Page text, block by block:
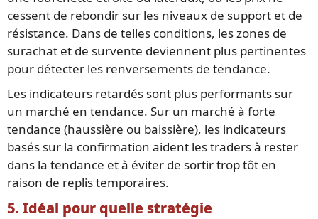
cessent de rebondir sur les niveaux de support et de
résistance. Dans de telles conditions, les zones de
surachat et de survente deviennent plus pertinentes
pour détecter les renversements de tendance.
Les indicateurs retardés sont plus performants sur
un marché en tendance. Sur un marché à forte
tendance (haussière ou baissière), les indicateurs
basés sur la confirmation aident les traders à rester
dans la tendance et à éviter de sortir trop tôt en
raison de replis temporaires.
5. Idéal pour quelle stratégie